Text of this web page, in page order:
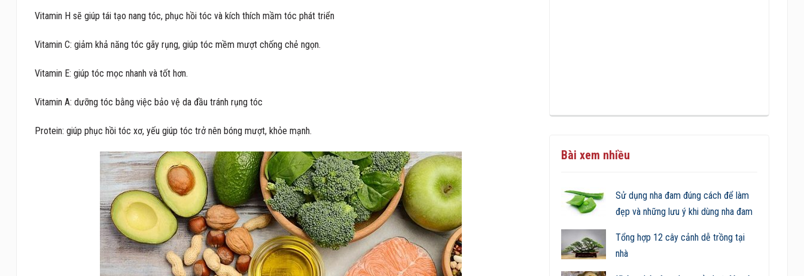
Vitamin H sẽ giúp tái tạo nang tóc, phục hồi tóc và kích thích mầm tóc phát triển
Vitamin C: giảm khả năng tóc gãy rụng, giúp tóc mềm mượt chống chẻ ngọn.
Vitamin E: giúp tóc mọc nhanh và tốt hơn.
Vitamin A: dưỡng tóc bằng việc bảo vệ da đầu tránh rụng tóc
Protein: giúp phục hồi tóc xơ, yếu giúp tóc trở nên bóng mượt, khỏe mạnh.
Bài xem nhiều
Sử dụng nha đam đúng cách để làm
đẹp và những lưu ý khi dùng nha đam
Tổng hợp 12 cây cảnh dễ trồng tại
nhà